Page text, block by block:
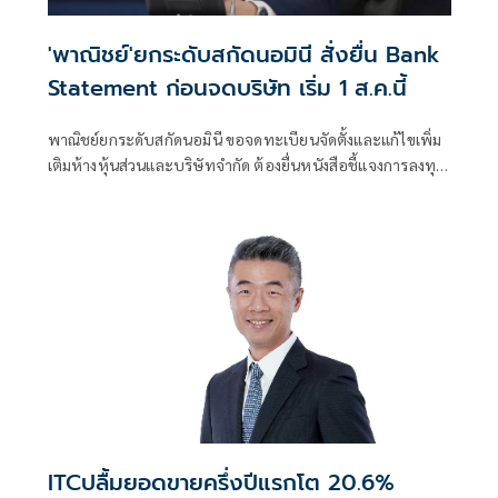
'พาณิชย์'ยกระดับสกัดนอมินี สั่งยื่น Bank
Statement ก่อนจดบริษัท เริ่ม 1 ส.ค.นี้
พาณิชย์ยกระดับสกัดนอมินี ขอจดทะเบียนจัดตั้งและแก้ไขเพิ่ม
เติมห้างหุ้นส่วนและบริษัทจำกัด ต้องยื่นหนังสือชี้แจงการลงทุน
ITCปลื้มยอดขายครึ่งปีแรกโต 20.6%